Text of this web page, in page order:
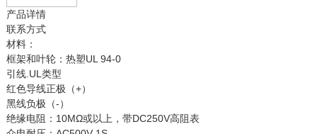
产品详情
联系方式
材料：
框架和叶轮：热塑UL 94-0
引线.UL类型
红色导线正极（+）
黑线负极（-）
绝缘电阻：10MΩ或以上，带DC250V高阻表